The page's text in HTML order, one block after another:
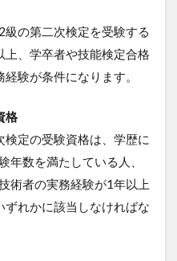
の第二次検定を受験する
、学卒者や技能検定合格
験が条件になります。
格
定の受験資格は、学歴に
年数を満たしている人、
術者の実務経験が1年以上
れかに該当しなければな